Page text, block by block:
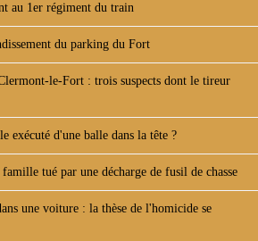
au 1er régiment du train
du parking du Fort
le-Fort : trois suspects dont le tireur
exécuté d'une balle dans la tête ?
tué par une décharge de fusil de chasse
une voiture : la thèse de l'homicide se